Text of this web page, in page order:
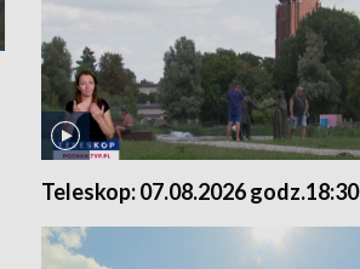
Teleskop: 07.08.2026 godz.18:30